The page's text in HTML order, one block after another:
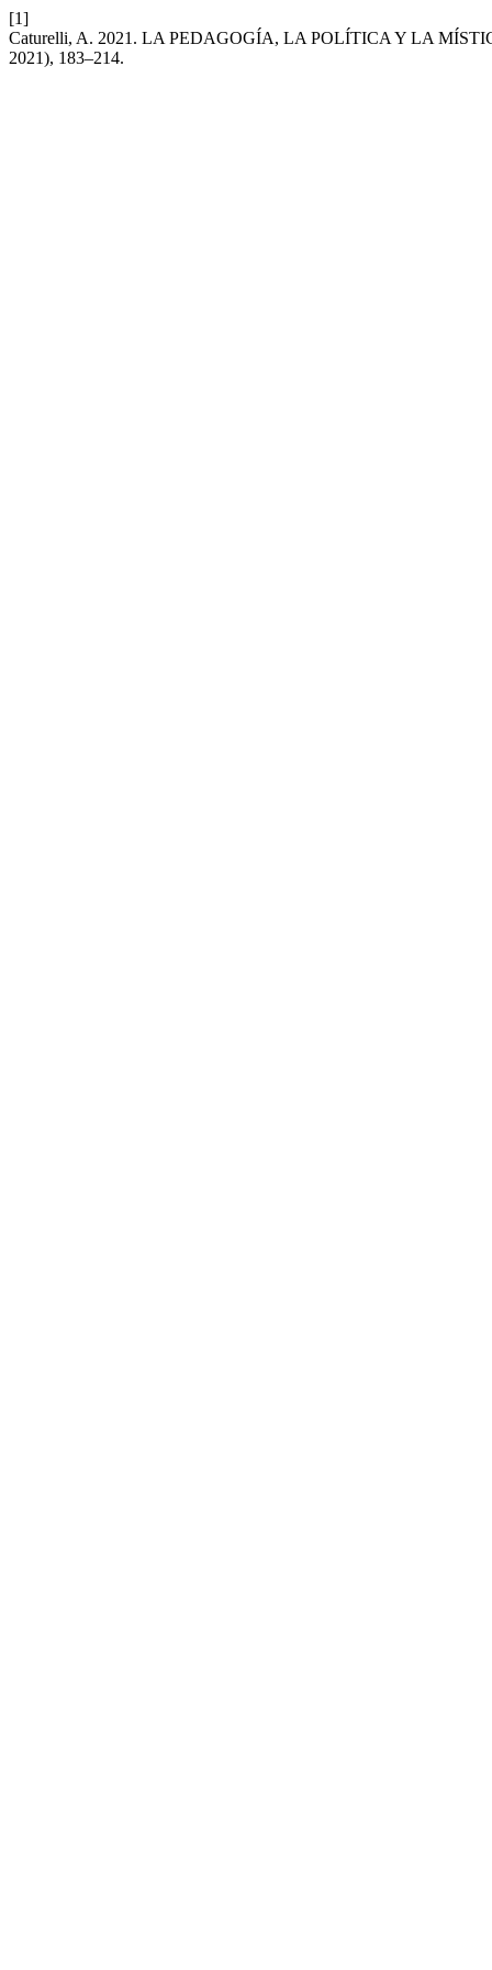
[1]
Caturelli, A. 2021. LA PEDAGOGÍA, LA POLÍTICA Y LA
2021), 183–214.